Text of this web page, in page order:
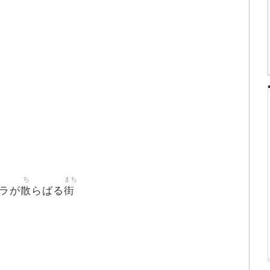
が散
ち
らばる街
まち